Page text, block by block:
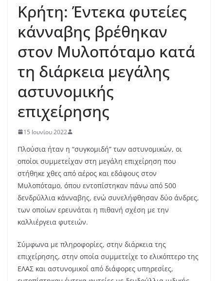
Κρήτη: Έντεκα φυτείες
κάνναβης βρέθηκαν
στον Μυλοπόταμο κατά
τη διάρκεια μεγάλης
αστυνομικής
επιχείρησης
15 Ιουνίου 2022
Πλούσια ήταν η “συγκομιδή” των αστυνομικών, οι
οποίοι συμμετείχαν στη μεγάλη επιχείρηση που
στήθηκε χθες από αέρος και εδάφους στον
Μυλοπόταμο, όπου εντοπίστηκαν πάνω από 500
δενδρύλλια κάνναβης, ενώ συνελήφθησαν δύο άνδρες,
των οποίων ερευνάται η πιθανή σχέση με την
καλλιέργεια φυτειών.
Σύμφωνα με πληροφορίες, στην διάρκεια της
επιχείρησης, στην οποία συμμετείχε το ελικόπτερο της
ΕΛΑΣ και αστυνομικοί από διάφορες υπηρεσίες,